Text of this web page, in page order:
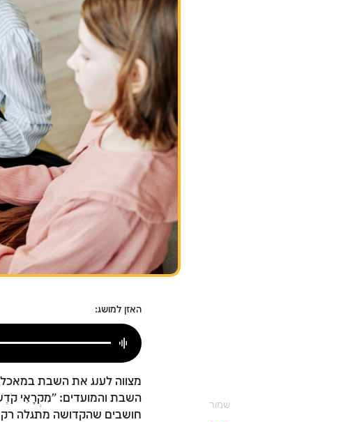
האזן למושג:
שמור
מצווה לענג את השבת
השבת והמועדים: "מִקְרָאֵי
חושבים שהקדושה מתגלה רק